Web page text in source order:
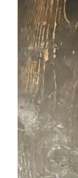
Collectie
Verkooppunten
Winkelmand
Contact